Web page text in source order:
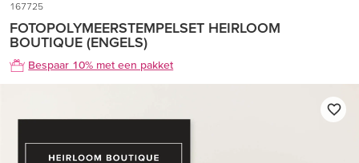
167725
FOTOPOLYMEERSTEMPELSET HEIRLOOM
BOUTIQUE (ENGELS)
Bespaar 10% met een pakket